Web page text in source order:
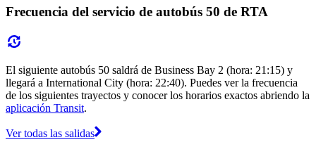
Frecuencia del servicio de autobús 50 de RTA
El siguiente autobús 50 saldrá de Business Bay 2 (hora: 21:15) y
llegará a International City (hora: 22:40). Puedes ver la frecuencia
de los siguientes trayectos y conocer los horarios exactos abriendo la
aplicación Transit.
Ver todas las salidas